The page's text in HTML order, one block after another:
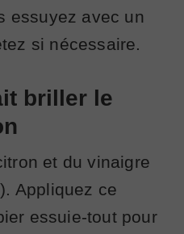
essuyez avec un
si nécessaire.
briller le
et du vinaigre
Appliquez ce
essuie-tout pour